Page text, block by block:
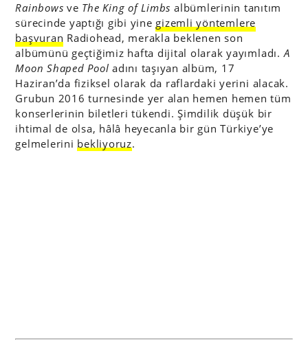
Rainbows ve The King of Limbs albümlerinin tanıtım
sürecinde yaptığı gibi yine gizemli yöntemlere
başvuran Radiohead, merakla beklenen son
albümünü geçtiğimiz hafta dijital olarak yayımladı.A
Moon Shaped Pool adını taşıyan albüm, 17
Haziran’da fiziksel olarak da raflardaki yerini alacak.
Grubun 2016 turnesinde yer alan hemen hemen tüm
konserlerinin biletleri tükendi. Şimdilik düşük bir
ihtimal de olsa, hâlâ heyecanla bir gün Türkiye’ye
gelmelerini bekliyoruz.